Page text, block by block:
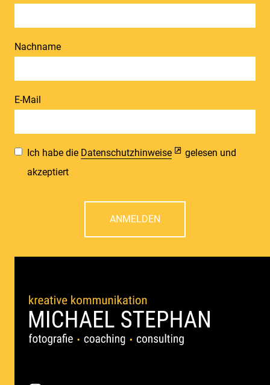
Nachname
E-Mail
Ich habe die Datenschutzhinweise
gelesen und
akzeptiert
ANMELDEN